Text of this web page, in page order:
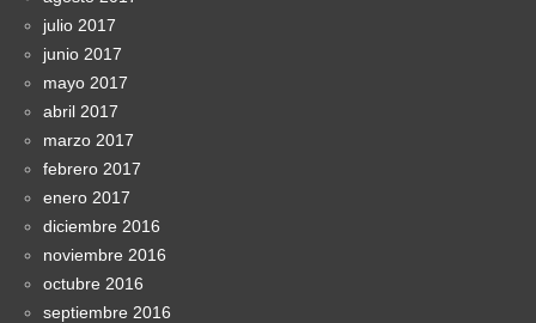
julio 2017
junio 2017
mayo 2017
abril 2017
marzo 2017
febrero 2017
enero 2017
diciembre 2016
noviembre 2016
octubre 2016
septiembre 2016